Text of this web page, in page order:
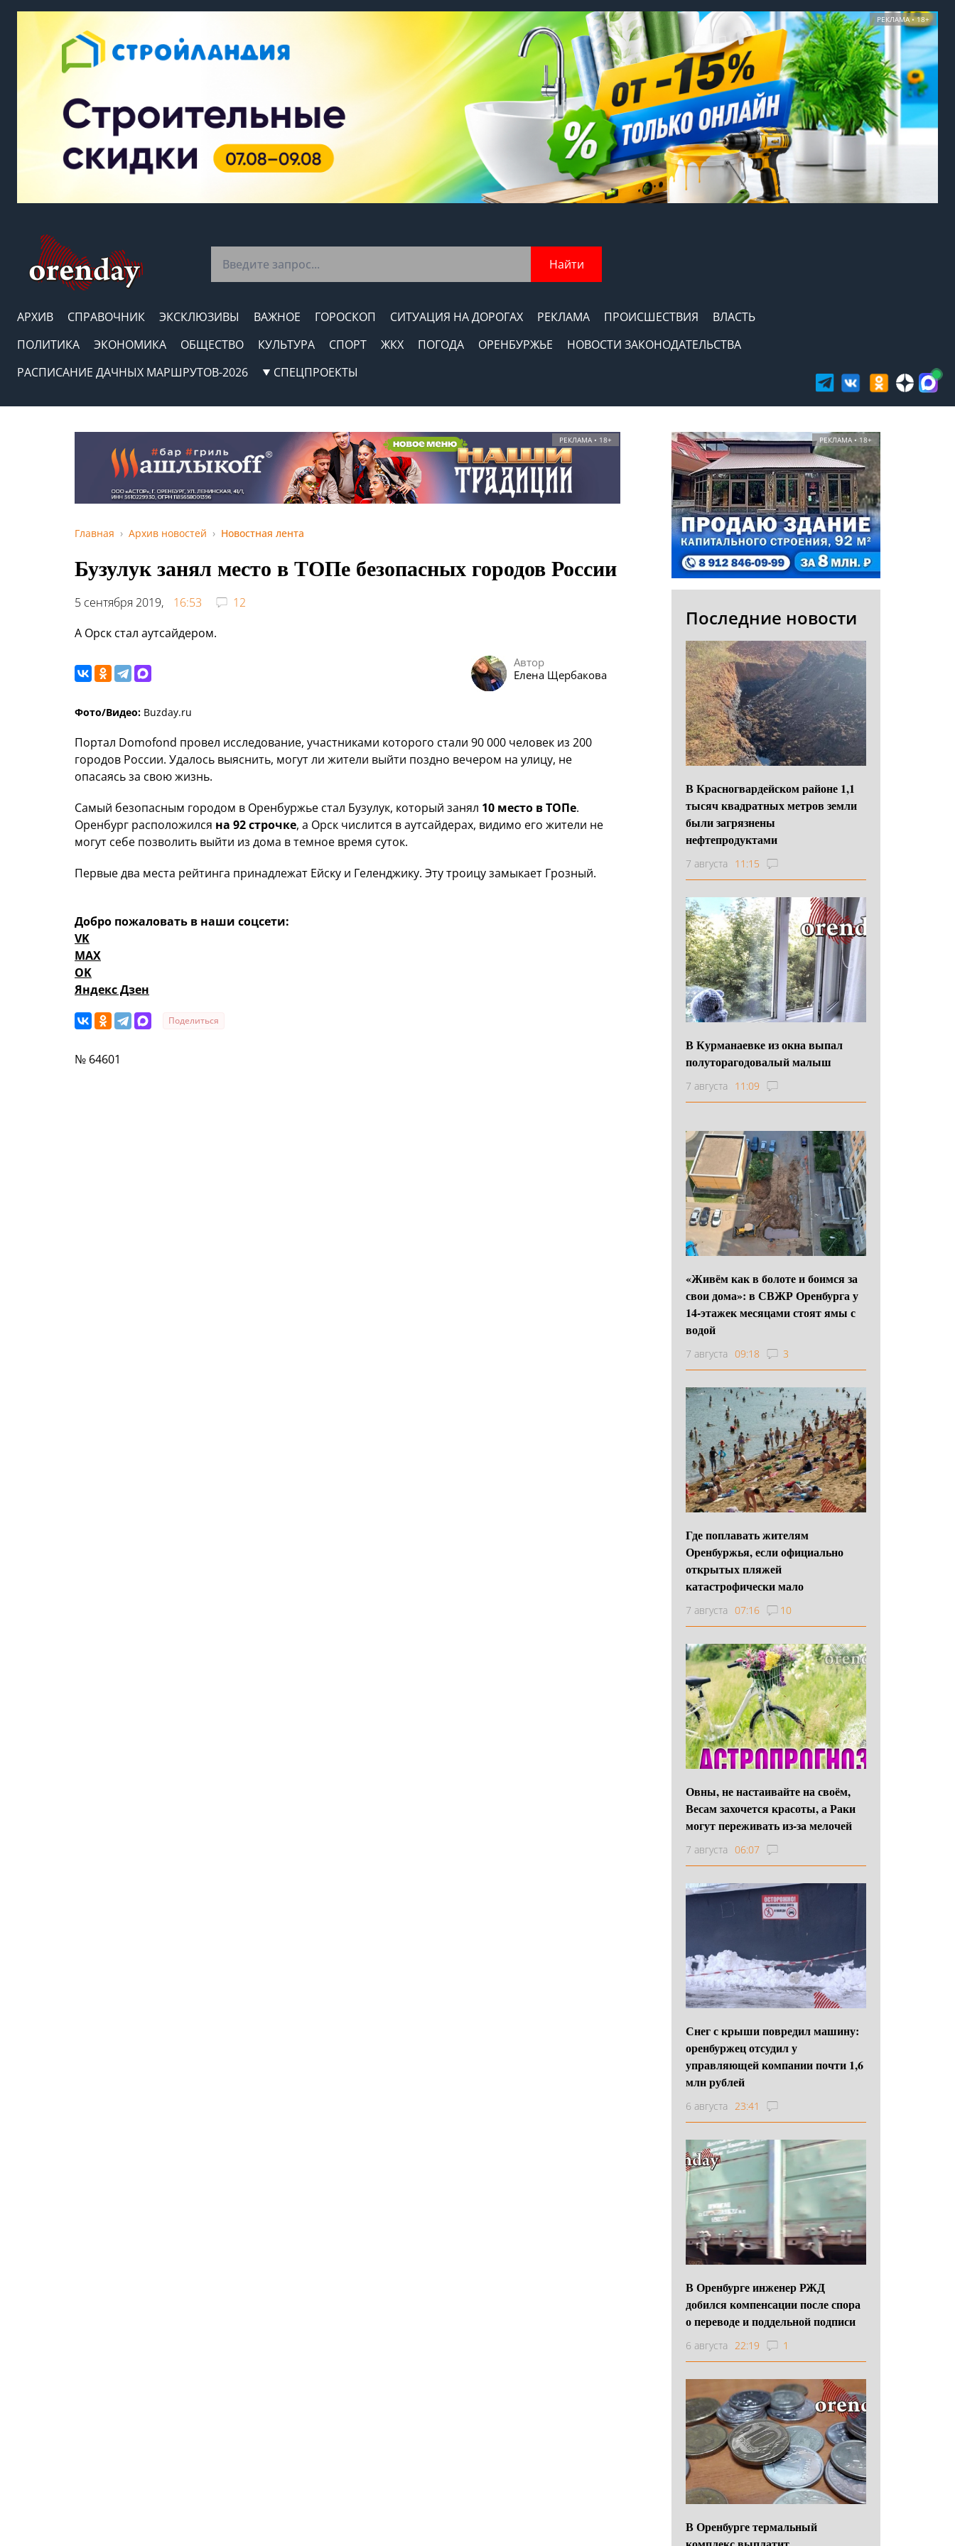
РЕКЛАМА • 18+
Найти
АРХИВ СПРАВОЧНИК ЭКСКЛЮЗИВЫ ВАЖНОЕ ГОРОСКОП СИТУАЦИЯ НА ДОРОГАХ РЕКЛАМА ПРОИСШЕСТВИЯ
ВЛАСТЬ
ПОЛИТИКА
ЭКОНОМИКА ОБЩЕСТВО КУЛЬТУРА СПОРТ ЖКХ ПОГОДА ОРЕНБУРЖЬЕ
НОВОСТИ ЗАКОНОДАТЕЛЬСТВА
РАСПИСАНИЕ ДАЧНЫХ МАРШРУТОВ-2026
СПЕЦПРОЕКТЫ
РЕКЛАМА • 18+
Главная Архив новостей Новостная лента
Бузулук занял место в ТОПе безопасных городов России
5 сентября 2019, 16:53
12
А Орск стал аутсайдером.
Автор
Елена Щербакова
Фото/Видео: Buzday.ru
Портал Domofond провел исследование, участниками которого стали 90 000 человек из 200
городов России. Удалось выяснить, могут ли жители выйти поздно вечером на улицу, не
опасаясь за свою жизнь.
Самый безопасным городом в Оренбуржье стал Бузулук, который занял 10 место в ТОПе.
Оренбург расположился на 92 строчке, а Орск числится в аутсайдерах, видимо его жители не
могут себе позволить выйти из дома в темное время суток.
Первые два места рейтинга принадлежат Ейску и Геленджику. Эту троицу замыкает Грозный.
Добро пожаловать в наши соцсети:
VK
MAX
OK
Яндекс Дзен
Поделиться
№ 64601
РЕКЛАМА • 18+
Последние новости
В Красногвардейском районе 1,1
тысяч квадратных метров земли
были загрязнены
нефтепродуктами
7 августа 11:15
В Курманаевке из окна выпал
полуторагодовалый малыш
7 августа 11:09
«Живём как в болоте и боимся за
свои дома»: в СВЖР Оренбурга у
14-этажек месяцами стоят ямы с
водой
7 августа 09:18 3
Где поплавать жителям
Оренбуржья, если официально
открытых пляжей
катастрофически мало
7 августа 07:16 10
Овны, не настаивайте на своём,
Весам захочется красоты, а Раки
могут переживать из-за мелочей
7 августа 06:07
Снег с крыши повредил машину:
оренбуржец отсудил у
управляющей компании почти 1,6
млн рублей
6 августа 23:41
В Оренбурге инженер РЖД
добился компенсации после спора
о переводе и поддельной подписи
6 августа 22:19 1
В Оренбурге термальный